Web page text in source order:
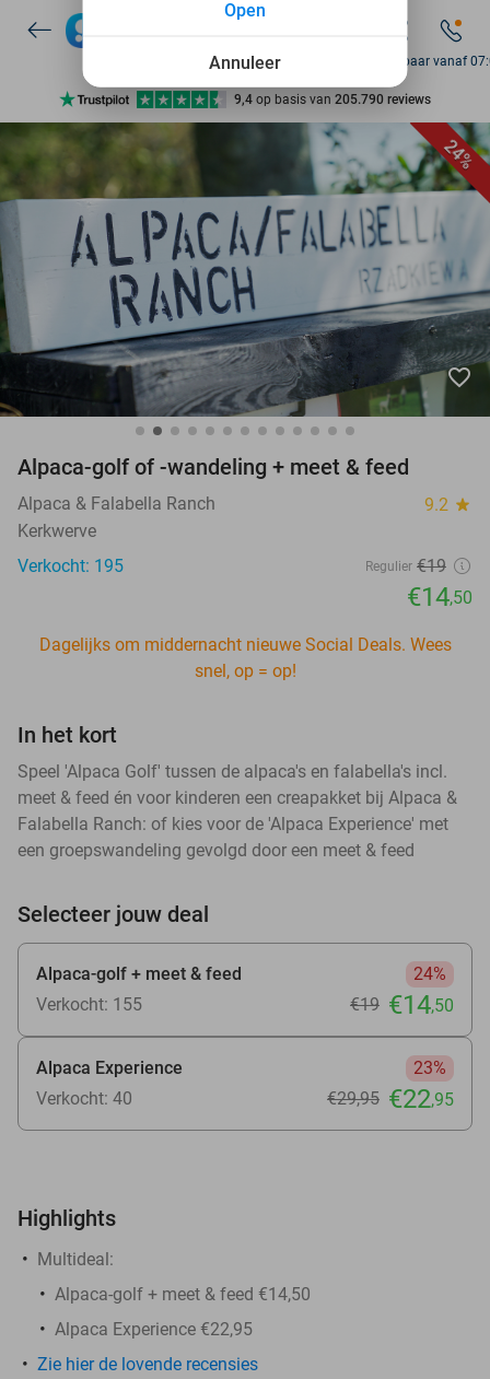
7 dagen per week beschikbaar
10+ miljoen leden
9,4 op basis van 205.790 reviews
Ontdek 15.000+ deals
7 dagen per week beschikbaar
10+ miljoen leden
Bereikbaar vanaf
24%
favorite_border
Alpaca-golf of -wandeling + meet & feed
Alpaca & Falabella Ranch 9.2 star
Kerkwerve
Verkocht: 195
Regulier €19
€14,50
Dagelijks om middernacht nieuwe Social Deals. Wees
snel, op = op!
In het kort
Speel 'Alpaca Golf' tussen de alpaca's en falabella's incl.
meet & feed én voor kinderen een creapakket bij Alpaca &
Falabella Ranch: of kies voor de 'Alpaca Experience' met
een groepswandeling gevolgd door een meet & feed
Selecteer jouw deal
Alpaca-golf + meet & feed
24%
Verkocht: 155
€19 €14,50
Alpaca Experience
23%
Verkocht: 40
€29,95 €22,95
Highlights
Multideal:
Alpaca-golf + meet & feed €14,50
Alpaca Experience €22,95
Zie hier de lovende recensies
Annuleer
Open